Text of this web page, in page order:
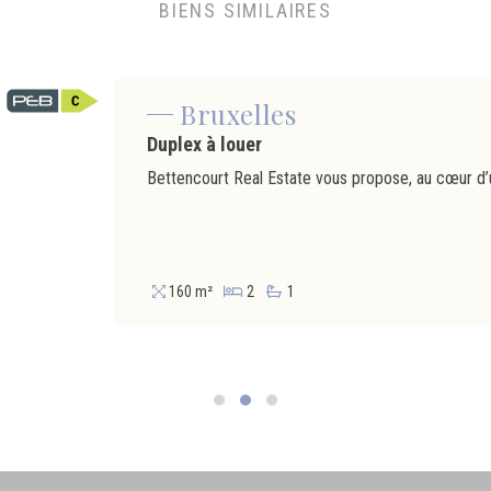
BIENS SIMILAIRES
Bruxelles
Duplex à louer
160 m² 2 1